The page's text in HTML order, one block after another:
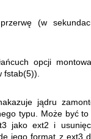
(w
opcji
fstab(5)).
jądru
typu. Może być
jako ext2 i
jego format z ext3